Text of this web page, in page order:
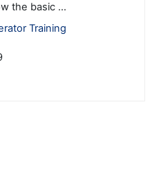
the basic ...
Training